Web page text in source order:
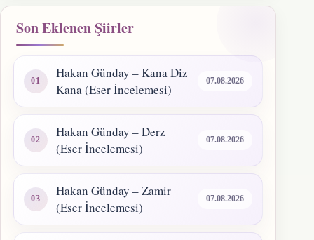
Son Eklenen Şiirler
Hakan Günday – Kana Diz
Kana (Eser İncelemesi)
07.08.2026
Hakan Günday – Derz
(Eser İncelemesi)
07.08.2026
Hakan Günday – Zamir
(Eser İncelemesi)
07.08.2026